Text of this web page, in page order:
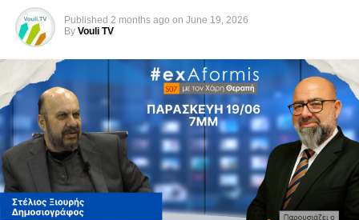
Published 2 months ago on June 19, 2026
By Vouli TV